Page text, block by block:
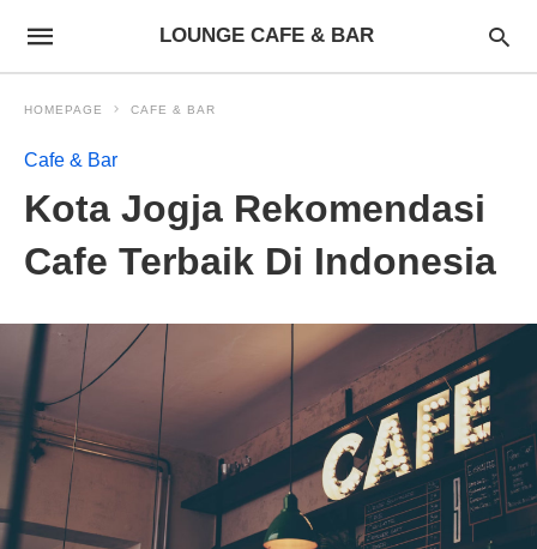
LOUNGE CAFE & BAR
HOMEPAGE CAFE & BAR
Cafe & Bar
Kota Jogja Rekomendasi
Cafe Terbaik Di Indonesia